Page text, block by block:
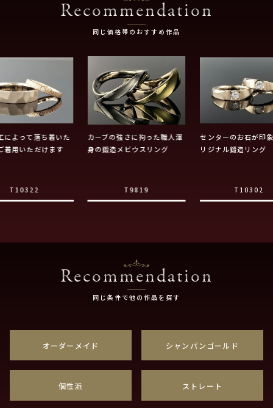
Recommendation
同じ価格帯のおすすめ作品
によって落ち着いた
着用いただけます
T10322
カーブの強さに拘った職人渾
身の鍛造メビウスリング
T9819
センターのお石が印
リジナル鍛造リング
T10302
Recommendation
同じ条件で他の作品を探す
オーダーメイド シャンパンゴールド
個性派 ストレート